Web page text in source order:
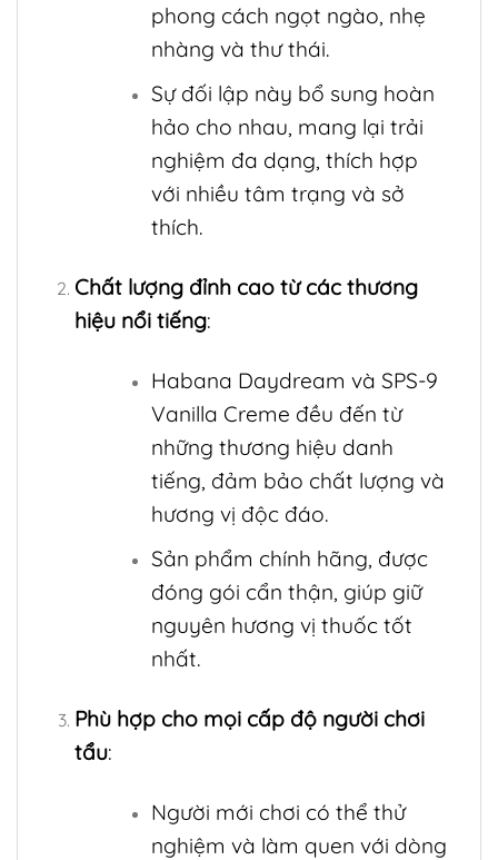
phong cách ngọt ngào, nhẹ
nhàng và thư thái.
Sự đối lập này bổ sung hoàn
hảo cho nhau, mang lại trải
nghiệm đa dạng, thích hợp
với nhiều tâm trạng và sở
thích.
Chất lượng đỉnh cao từ các thương
hiệu nổi tiếng:
Habana Daydream và SPS-9
Vanilla Creme đều đến từ
những thương hiệu danh
tiếng, đảm bảo chất lượng và
hương vị độc đáo.
Sản phẩm chính hãng, được
đóng gói cẩn thận, giúp giữ
nguyên hương vị thuốc tốt
nhất.
Phù hợp cho mọi cấp độ người chơi
tẩu:
Người mới chơi có thể thử
nghiệm và làm quen với dòng